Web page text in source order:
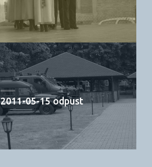
2011-05-15 odpust